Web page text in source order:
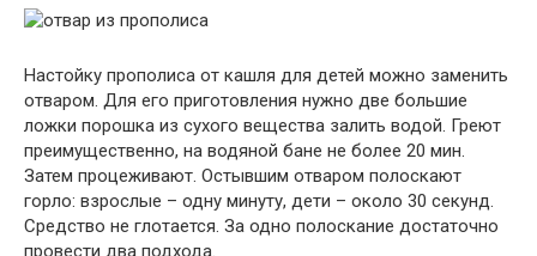
Настойку прополиса от кашля для детей можно заменить
отваром. Для его приготовления нужно две большие
ложки порошка из сухого вещества залить водой. Греют
преимущественно, на водяной бане не более 20 мин.
Затем процеживают. Остывшим отваром полоскают
горло: взрослые – одну минуту, дети – около 30 секунд.
Средство не глотается. За одно полоскание достаточно
провести два подхода.